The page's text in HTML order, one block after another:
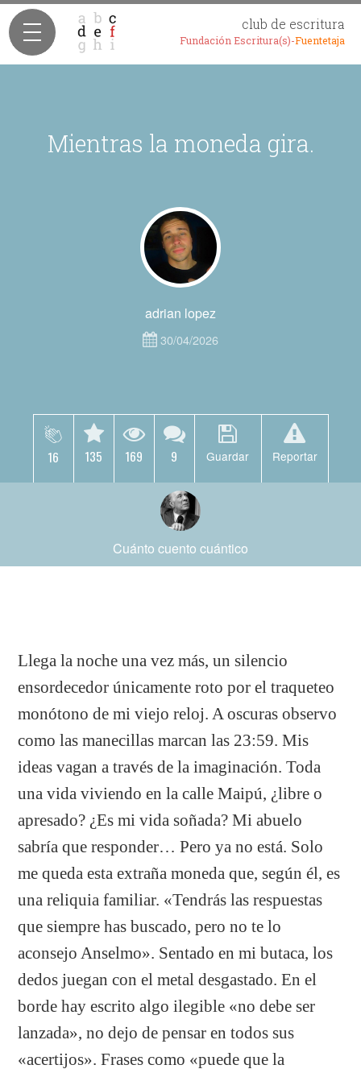
club de escritura
Fundación Escritura(s)-Fuentetaja
Mientras la moneda gira.
adrian lopez
30/04/2026
16 135 169 9 Guardar Reportar
Cuánto cuento cuántico
Llega la noche una vez más, un silencio
ensordecedor únicamente roto por el traqueteo
monótono de mi viejo reloj. A oscuras observo
como las manecillas marcan las 23:59. Mis
ideas vagan a través de la imaginación. Toda
una vida viviendo en la calle Maipú, ¿libre o
apresado? ¿Es mi vida soñada? Mi abuelo
sabría que responder… Pero ya no está. Solo
me queda esta extraña moneda que, según él, es
una reliquia familiar. «Tendrás las respuestas
que siempre has buscado, pero no te lo
aconsejo Anselmo». Sentado en mi butaca, los
dedos juegan con el metal desgastado. En el
borde hay escrito algo ilegible «no debe ser
lanzada», no dejo de pensar en todos sus
«acertijos». Frases como «puede que la